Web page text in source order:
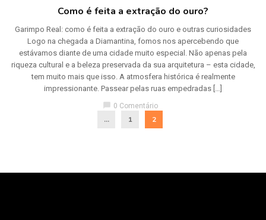
Como é feita a extração do ouro?
Garimpo Real: como é feita a extração do ouro e outras curiosidades
Logo na chegada a Diamantina, fomos nos apercebendo que
estávamos diante de uma cidade muito especial. Não apenas pela
riqueza cultural e a beleza preservada da sua arquitetura – esta cidade,
tem muito mais que isso. A atmosfera histórica é realmente
impressionante. Passear pelas ruas empedradas […]
0 Comentário
... 1 2